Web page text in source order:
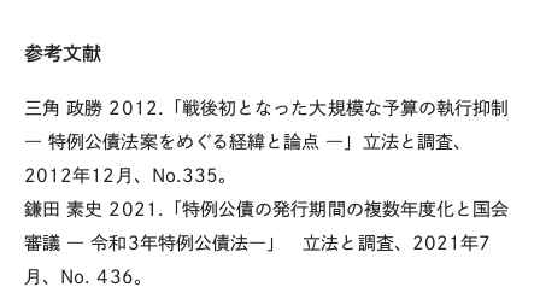
参考文献
三角 政勝 2012.
「戦後初となった大規模な予算の執行抑制
―特例公債法案をめぐる経緯と論点 ― 」立法と調査、
2012年12 月、 No.335。
鎌田 素史 2021.
「特例公債の発行期間の複数年度化と国会
審議 ―令和 3年特例公債法― 」 立法と調査、 2021年7
月、 No. 436。